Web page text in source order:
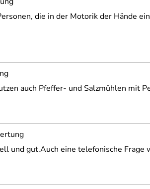
die in der Motorik der Hände
auch Pfeffer- und Salzmühlen mit
und gut.Auch eine telefonische